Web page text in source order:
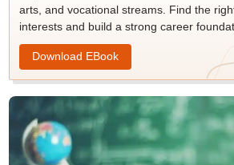
arts, and vocational streams. Find the
interests and build a strong career
Download EBook